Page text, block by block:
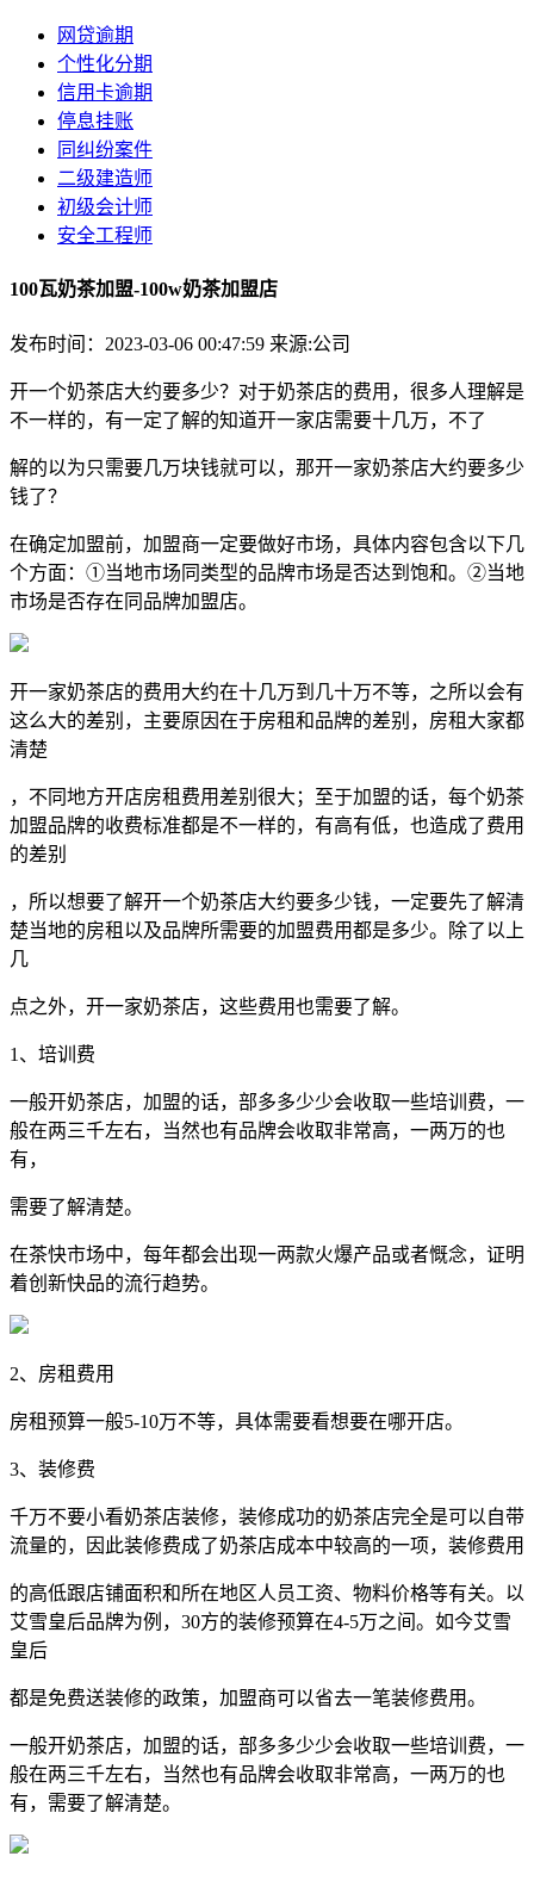
网贷逾期
个性化分期
信用卡逾期
停息挂账
同纠纷案件
二级建造师
初级会计师
安全工程师
100瓦奶茶加盟-100w奶茶加盟店
发布时间：2023-03-06 00:47:59 来源:公司
开一个奶茶店大约要多少？对于奶茶店的费用，很多人理解是
不一样的，有一定了解的知道开一家店需要十几万，不了
解的以为只需要几万块钱就可以，那开一家奶茶店大约要多少
钱了？
在确定加盟前，加盟商一定要做好市场，具体内容包含以下几
个方面：①当地市场同类型的品牌市场是否达到饱和。②当地
市场是否存在同品牌加盟店。
开一家奶茶店的费用大约在十几万到几十万不等，之所以会有
这么大的差别，主要原因在于房租和品牌的差别，房租大家都
清楚
，不同地方开店房租费用差别很大；至于加盟的话，每个奶茶
加盟品牌的收费标准都是不一样的，有高有低，也造成了费用
的差别
，所以想要了解开一个奶茶店大约要多少钱，一定要先了解清
楚当地的房租以及品牌所需要的加盟费用都是多少。除了以上
几
点之外，开一家奶茶店，这些费用也需要了解。
1、培训费
一般开奶茶店，加盟的话，部多多少少会收取一些培训费，一
般在两三千左右，当然也有品牌会收取非常高，一两万的也
有，
需要了解清楚。
在茶快市场中，每年都会出现一两款火爆产品或者慨念，证明
着创新快品的流行趋势。
2、房租费用
房租预算一般5-10万不等，具体需要看想要在哪开店。
3、装修费
千万不要小看奶茶店装修，装修成功的奶茶店完全是可以自带
流量的，因此装修费成了奶茶店成本中较高的一项，装修费用
的高低跟店铺面积和所在地区人员工资、物料价格等有关。以
艾雪皇后品牌为例，30方的装修预算在4-5万之间。如今艾雪
皇后
都是免费送装修的政策，加盟商可以省去一笔装修费用。
一般开奶茶店，加盟的话，部多多少少会收取一些培训费，一
般在两三千左右，当然也有品牌会收取非常高，一两万的也
有，需要了解清楚。